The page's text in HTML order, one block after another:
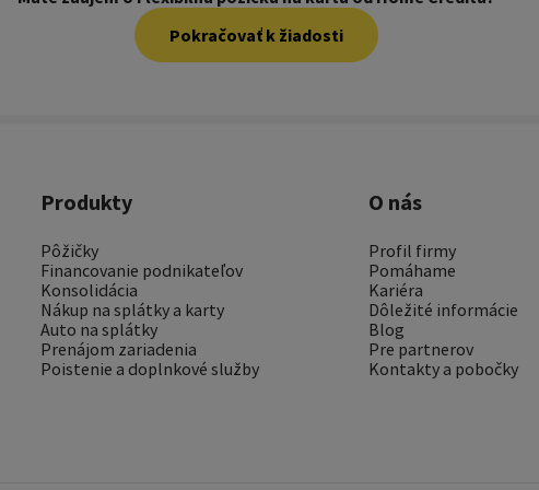
Pokračovať k žiadosti
Produkty
Pôžičky
Financovanie podnikateľov
Konsolidácia
Nákup na splátky a karty
Auto na splátky
Prenájom zariadenia
Poistenie a doplnkové služby
O nás
Profil firmy
Pomáhame
Kariéra
Dôležité informácie
Blog
Pre partnerov
Kontakty a pobočky